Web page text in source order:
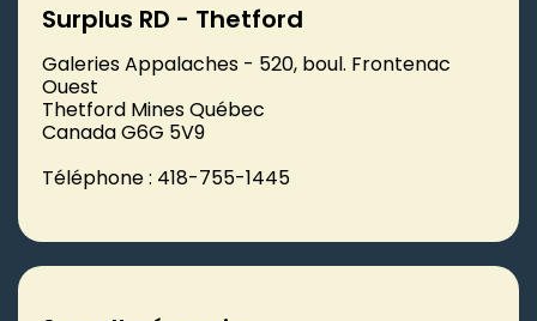
Surplus RD - Thetford
Galeries Appalaches - 520, boul. Frontenac
Ouest
Thetford Mines Québec
Canada G6G 5V9
Téléphone : 418-755-1445